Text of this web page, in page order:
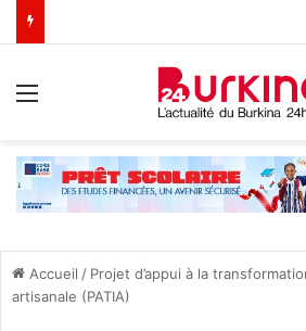
Accueil / Projet d’appui à la
artisanale (PATIA)